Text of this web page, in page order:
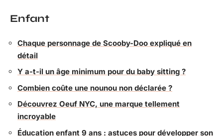
Enfant
Chaque personnage de Scooby-Doo expliqué en
détail
Y a-t-il un âge minimum pour du baby sitting ?
Combien coûte une nounou non déclarée ?
Découvrez Oeuf NYC, une marque tellement
incroyable
Éducation enfant 9 ans : astuces pour développer son